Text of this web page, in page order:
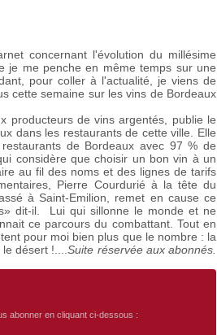
concernant l'évolution du millésime
je me penche en même temps sur une
pour coller à l'actualité, je viens de
cette semaine sur les vins de Bordeaux
producteurs de vins argentés, publie le
dans les restaurants de cette ville. Elle
de Bordeaux avec 97 % de
considère que choisir un bon vin à un
au fil des noms et des lignes de tarifs
Pierre Courdurié à la tête du
à Saint-Emilion, remet en cause ce
dit-il. Lui qui sillonne le monde et ne
ce parcours du combattant. Tout en
pour moi bien plus que le nombre : la
désert !....Suite réservée aux abonnés.
abonner en cliquant ci-dessous :